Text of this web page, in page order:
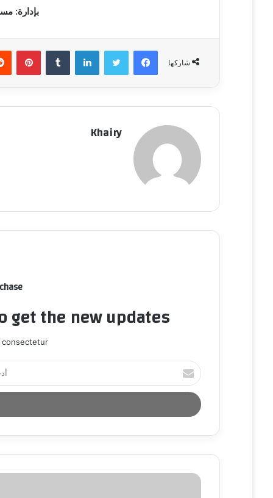
بإدارة:
شاركها
فيسبوك تويتر لينكدإن ‏Tumblr بينتيريست
Khairy
the new updates!
أ
د
خ
ل
د
ا